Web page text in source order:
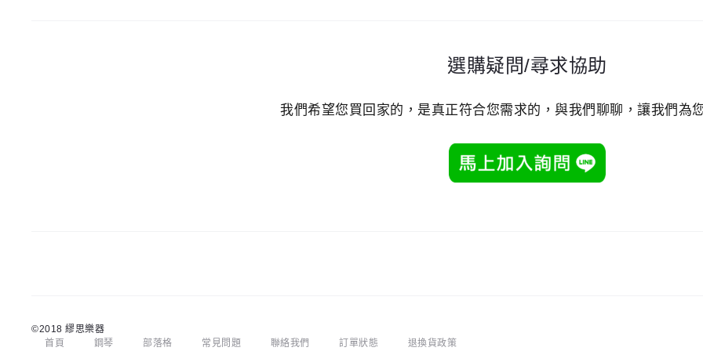
選購疑問/尋求協助
我們希望您買回家的，是真正符合您需求的，與我們聊聊，讓我們為
©2018 繆思樂器
首頁
鋼琴 部落格 常見問題 聯絡我們 訂單狀態 退換貨政策